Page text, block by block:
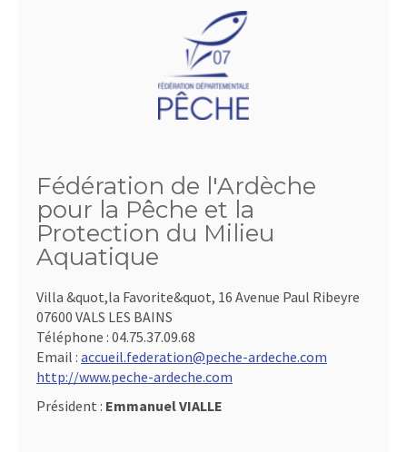
Fédération de l'Ardèche
pour la Pêche et la
Protection du Milieu
Aquatique
Villa &quot,la Favorite&quot, 16 Avenue Paul Ribeyre
07600 VALS LES BAINS
Téléphone : 04.75.37.09.68
Email : accueil.federation@peche-ardeche.com
http://www.peche-ardeche.com
Président : Emmanuel VIALLE